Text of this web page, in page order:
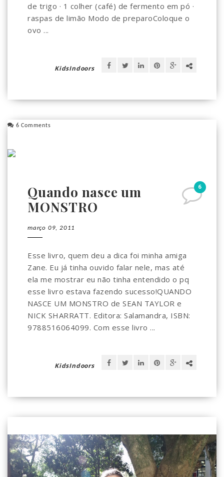
de trigo · 1 colher (café) de fermento em pó ·
raspas de limão Modo de preparoColoque o
ovo ...
KidsIndoors
6 Comments
6
Quando nasce um
MONSTRO
março 09, 2011
Esse livro, quem deu a dica foi minha amiga
Zane. Eu já tinha ouvido falar nele, mas até
ela me mostrar eu não tinha entendido o pq
esse livro estava fazendo sucesso!QUANDO
NASCE UM MONSTRO de SEAN TAYLOR e
NICK SHARRATT. Editora: Salamandra, ISBN:
9788516064099. Com esse livro ...
KidsIndoors